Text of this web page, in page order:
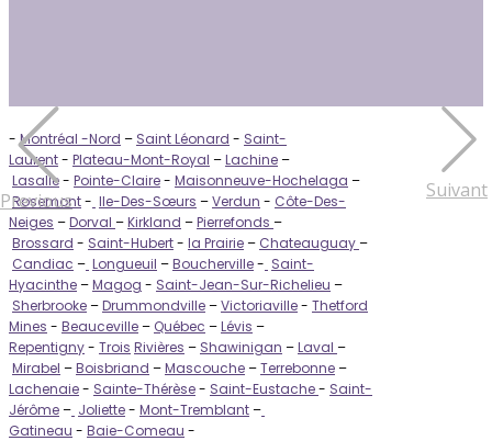
Previous Suivant
-Montréal -Nord – Saint Léonard - Saint-
Laurent- Plateau-Mont-Royal –Lachine –
Lasalle- Pointe-Claire- Maisonneuve-Hochelaga –
Rosemont- Ile-Des-Sœurs –Verdun - Côte-Des-
Neiges –Dorval –Kirkland –Pierrefonds –
Brossard - Saint-Hubert- la Prairie – Chateauguay –
Candiac – Longueuil –Boucherville- Saint-
Hyacinthe –Magog - Saint-Jean-Sur-Richelieu –
Sherbrooke –Drummondville –Victoriaville- Thetford
Mines - Beauceville – Québec –Lévis –
Repentigny- Trois Rivières – Shawinigan –Laval –
Mirabel –Boisbriand –Mascouche –Terrebonne –
Lachenaie- Sainte-Thérèse- Saint-Eustache- Saint-
Jérôme – Joliette- Mont-Tremblant –
Gatineau - Baie-Comeau -